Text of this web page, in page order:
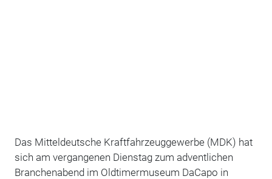
Das Mitteldeutsche Kraftfahrzeuggewerbe (MDK) hat
sich am vergangenen Dienstag zum adventlichen
Branchenabend im Oldtimermuseum DaCapo in